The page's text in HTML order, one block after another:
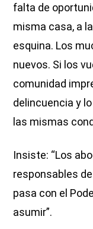
falta de
misma casa, a
esquina. Los
nuevos. Si los
comunidad
delincuencia y
las mismas
Insiste: “Los
responsables
pasa con el
asumir”.